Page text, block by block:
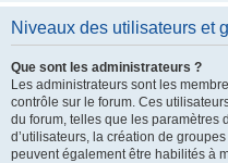
Niveaux des utilisateurs et
Que sont les administrateurs ?
Les administrateurs sont les
contrôle sur le forum. Ces
du forum, telles que les paramètres
d’utilisateurs, la création de
peuvent également être habilités à